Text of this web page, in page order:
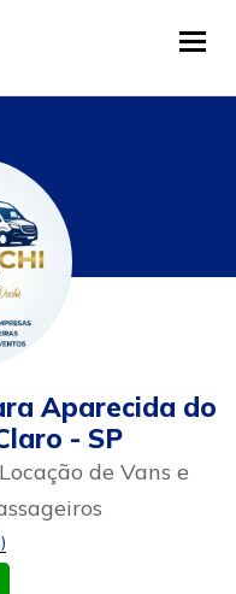
Aparecida do
- SP
de Vans e